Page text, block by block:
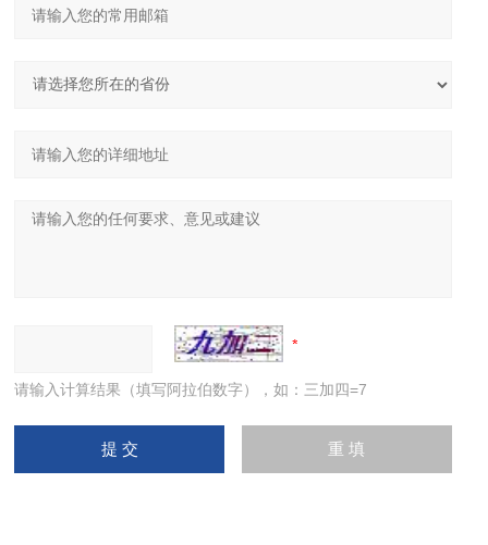
请输入计算结果（填写阿拉伯数字），如：三加四=7